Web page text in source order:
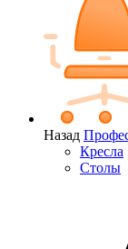
Назад
Кресла
Столы